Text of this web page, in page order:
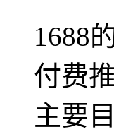
1688
付费
主要